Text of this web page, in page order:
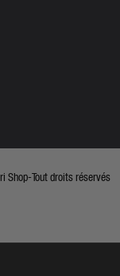
Tout droits réservés